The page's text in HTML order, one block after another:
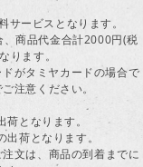
ービスとなります。
、商品代金合計2000円(税
ります。
がタミヤカードの場合で
注意ください。
となります。
荷となります。
文は、商品の到着までに